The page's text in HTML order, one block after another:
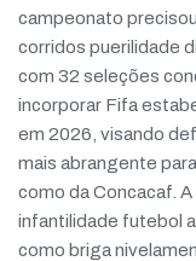
campeonato
corridos puerilidade
com 32 seleções
incorporar Fifa
em 2026, visando
mais abrangente
como da Concacaf.
infantilidade futebol
como briga